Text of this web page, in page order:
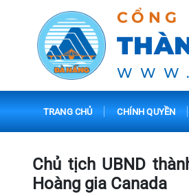
TRANG CHỦ CHÍNH QUYỀN
Chủ tịch UBND
Hoàng gia Canada